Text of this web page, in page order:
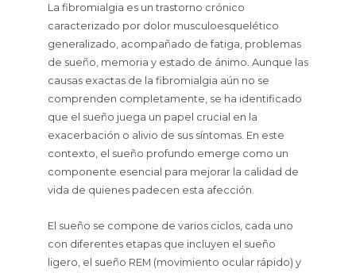
La fibromialgia es un trastorno crónico
caracterizado por dolor musculoesquelético
generalizado, acompañado de fatiga, problemas
de sueño, memoria y estado de ánimo. Aunque las
causas exactas de la fibromialgia aún no se
comprenden completamente, se ha identificado
que el sueño juega un papel crucial en la
exacerbación o alivio de sus síntomas. En este
contexto, el sueño profundo emerge como un
componente esencial para mejorar la calidad de
vida de quienes padecen esta afección.
El sueño se compone de varios ciclos, cada uno
con diferentes etapas que incluyen el sueño
ligero, el sueño REM (movimiento ocular rápido) y